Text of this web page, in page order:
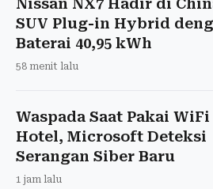
Nissan NX7 Hadir di
SUV Plug-in Hybrid
Baterai 40,95 kWh
58 menit lalu
Waspada Saat Pakai WiFi
Hotel, Microsoft Deteksi
Serangan Siber Baru
1 jam lalu